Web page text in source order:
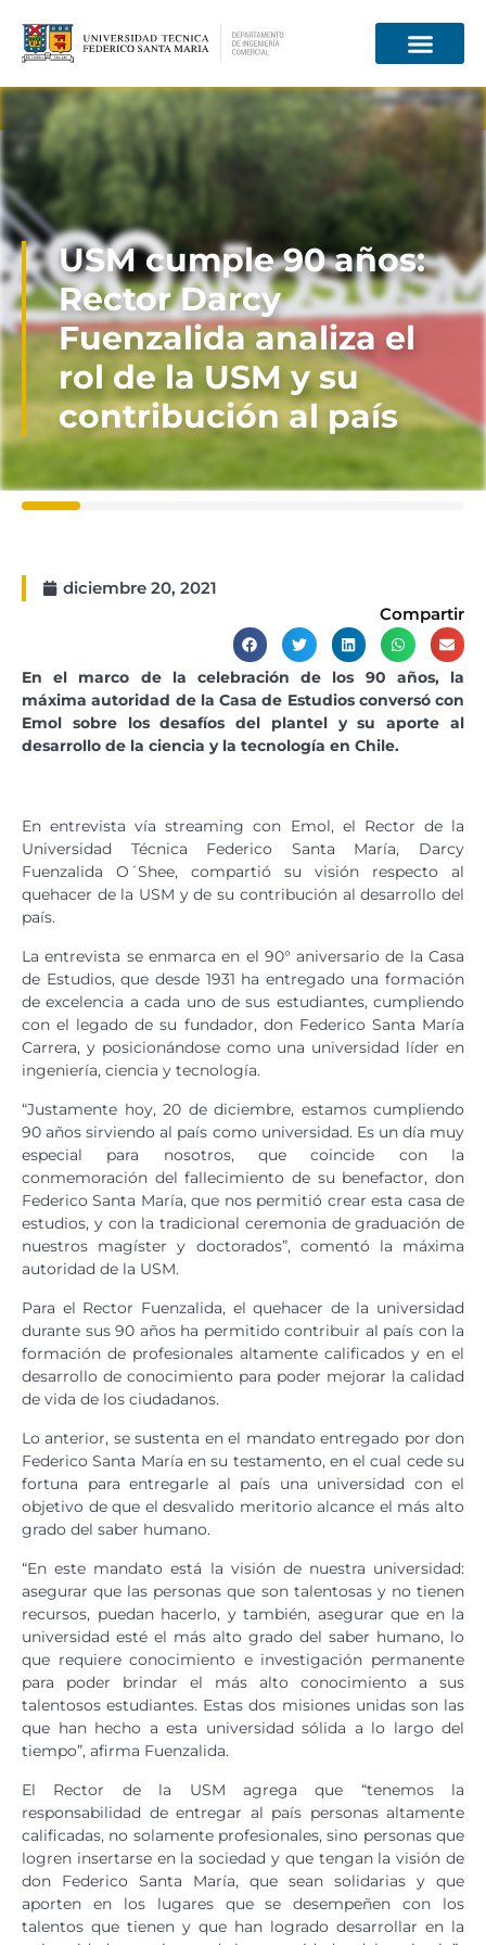
USM cumple 90 años:
Rector Darcy
Fuenzalida analiza el
rol de la USM y su
contribución al país
diciembre 20, 2021
Compartir
En el marco de la celebración de los 90 años, la
máxima autoridad de la Casa de Estudios conversó con
Emol sobre los desafíos del plantel y su aporte al
desarrollo de la ciencia y la tecnología en Chile.
En entrevista vía streaming con Emol, el Rector de la
Universidad Técnica Federico Santa María, Darcy
Fuenzalida O´Shee, compartió su visión respecto al
quehacer de la USM y de su contribución al desarrollo del
país.
La entrevista se enmarca en el 90° aniversario de la Casa
de Estudios, que desde 1931 ha entregado una formación
de excelencia a cada uno de sus estudiantes, cumpliendo
con el legado de su fundador, don Federico Santa María
Carrera, y posicionándose como una universidad líder en
ingeniería, ciencia y tecnología.
“Justamente hoy, 20 de diciembre, estamos cumpliendo
90 años sirviendo al país como universidad. Es un día muy
especial para nosotros, que coincide con la
conmemoración del fallecimiento de su benefactor, don
Federico Santa María, que nos permitió crear esta casa de
estudios, y con la tradicional ceremonia de graduación de
nuestros magíster y doctorados”, comentó la máxima
autoridad de la USM.
Para el Rector Fuenzalida, el quehacer de la universidad
durante sus 90 años ha permitido contribuir al país con la
formación de profesionales altamente calificados y en el
desarrollo de conocimiento para poder mejorar la calidad
de vida de los ciudadanos.
Lo anterior, se sustenta en el mandato entregado por don
Federico Santa María en su testamento, en el cual cede su
fortuna para entregarle al país una universidad con el
objetivo de que el desvalido meritorio alcance el más alto
grado del saber humano.
“En este mandato está la visión de nuestra universidad:
asegurar que las personas que son talentosas y no tienen
recursos, puedan hacerlo, y también, asegurar que en la
universidad esté el más alto grado del saber humano, lo
que requiere conocimiento e investigación permanente
para poder brindar el más alto conocimiento a sus
talentosos estudiantes. Estas dos misiones unidas son las
que han hecho a esta universidad sólida a lo largo del
tiempo”, afirma Fuenzalida.
El Rector de la USM agrega que “tenemos la
responsabilidad de entregar al país personas altamente
calificadas, no solamente profesionales, sino personas que
logren insertarse en la sociedad y que tengan la visión de
don Federico Santa María, que sean solidarias y que
aporten en los lugares que se desempeñen con los
talentos que tienen y que han logrado desarrollar en la